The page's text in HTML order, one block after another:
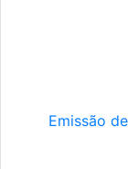
Emissão